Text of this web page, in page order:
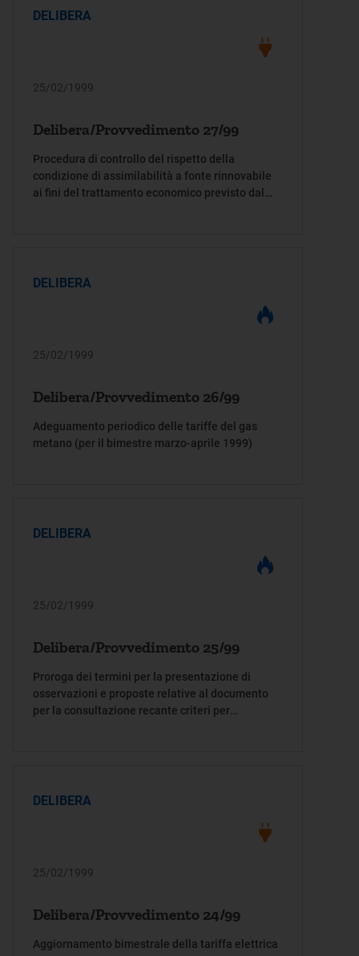
DELIBERA
25/02/1999
Delibera/Provvedimento 27/99
Procedura di controllo del rispetto della
condizione di assimilabilità a fonte rinnovabile
ai fini del trattamento economico previsto dal
DELIBERA
25/02/1999
Delibera/Provvedimento 26/99
Adeguamento periodico delle tariffe del gas
metano (per il bimestre marzo-aprile 1999)
DELIBERA
25/02/1999
Delibera/Provvedimento 25/99
Proroga dei termini per la presentazione di
osservazioni e proposte relative al documento
per la consultazione recante criteri per
DELIBERA
25/02/1999
Delibera/Provvedimento 24/99
Aggiornamento bimestrale della tariffa elettrica